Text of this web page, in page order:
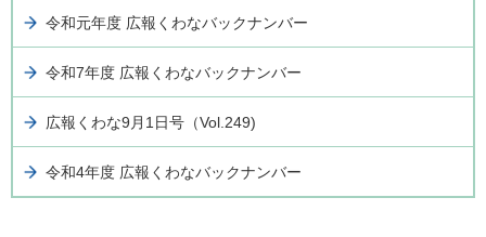
令和元年度 広報くわなバックナンバー
令和7年度 広報くわなバックナンバー
広報くわな9月1日号（Vol.249)
令和4年度 広報くわなバックナンバー